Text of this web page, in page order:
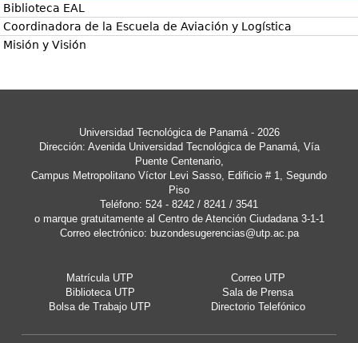
Descripción:
La Universidad Tecnológica de Panamá (UTP) en
todas sus actividades tiene la calidad como
principio esencial, el mismo que se concreta en
de su actuación. El objetivo de buzón de
manifestaciones de insatisfacción o propuestas de
mejora relacionadas con las diversas actividades
que realiza la Universidad Tecnológica de
Panamá(UTP), informando a sus colaboradores y
público en general interesado de las actuaciones
realizadas y, en su caso, de las medidas adoptadas.
Para lograr este objetivo es imprescindible su
colaboración, complete el formulario. Más
Correo*
Biblioteca EAL
Coordinadora de la Escuela de Aviación y Logística
Misión y Visión
Universidad Tecnológica de Panamá - 2026
Dirección: Avenida Universidad Tecnológica de Panamá, Vía
Puente Centenario,
Campus Metropolitano Víctor Levi Sasso, Edificio # 1, Segundo
Piso
Teléfono: 524 - 8242 / 8241 / 3541
o marque gratuitamente al Centro de Atención Ciudadana 3-1-1
Correo electrónico: buzondesugerencias@utp.ac.pa
Matrícula UTP
Correo UTP
Biblioteca UTP
Sala de Prensa
Bolsa de Trabajo UTP
Directorio Telefónico